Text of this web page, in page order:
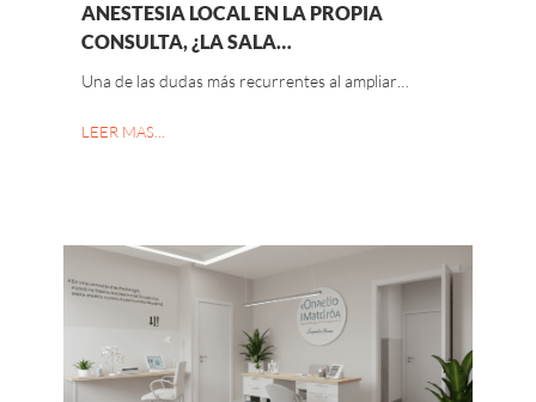
ANESTESIA LOCAL EN LA PROPIA
CONSULTA, ¿LA SALA…
Una de las dudas más recurrentes al ampliar…
LEER MAS…